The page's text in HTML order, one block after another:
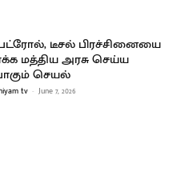
டீசல் பிரச்சினையை
மத்திய அரசு செய்ய
செயல்
tv - June 7, 2026